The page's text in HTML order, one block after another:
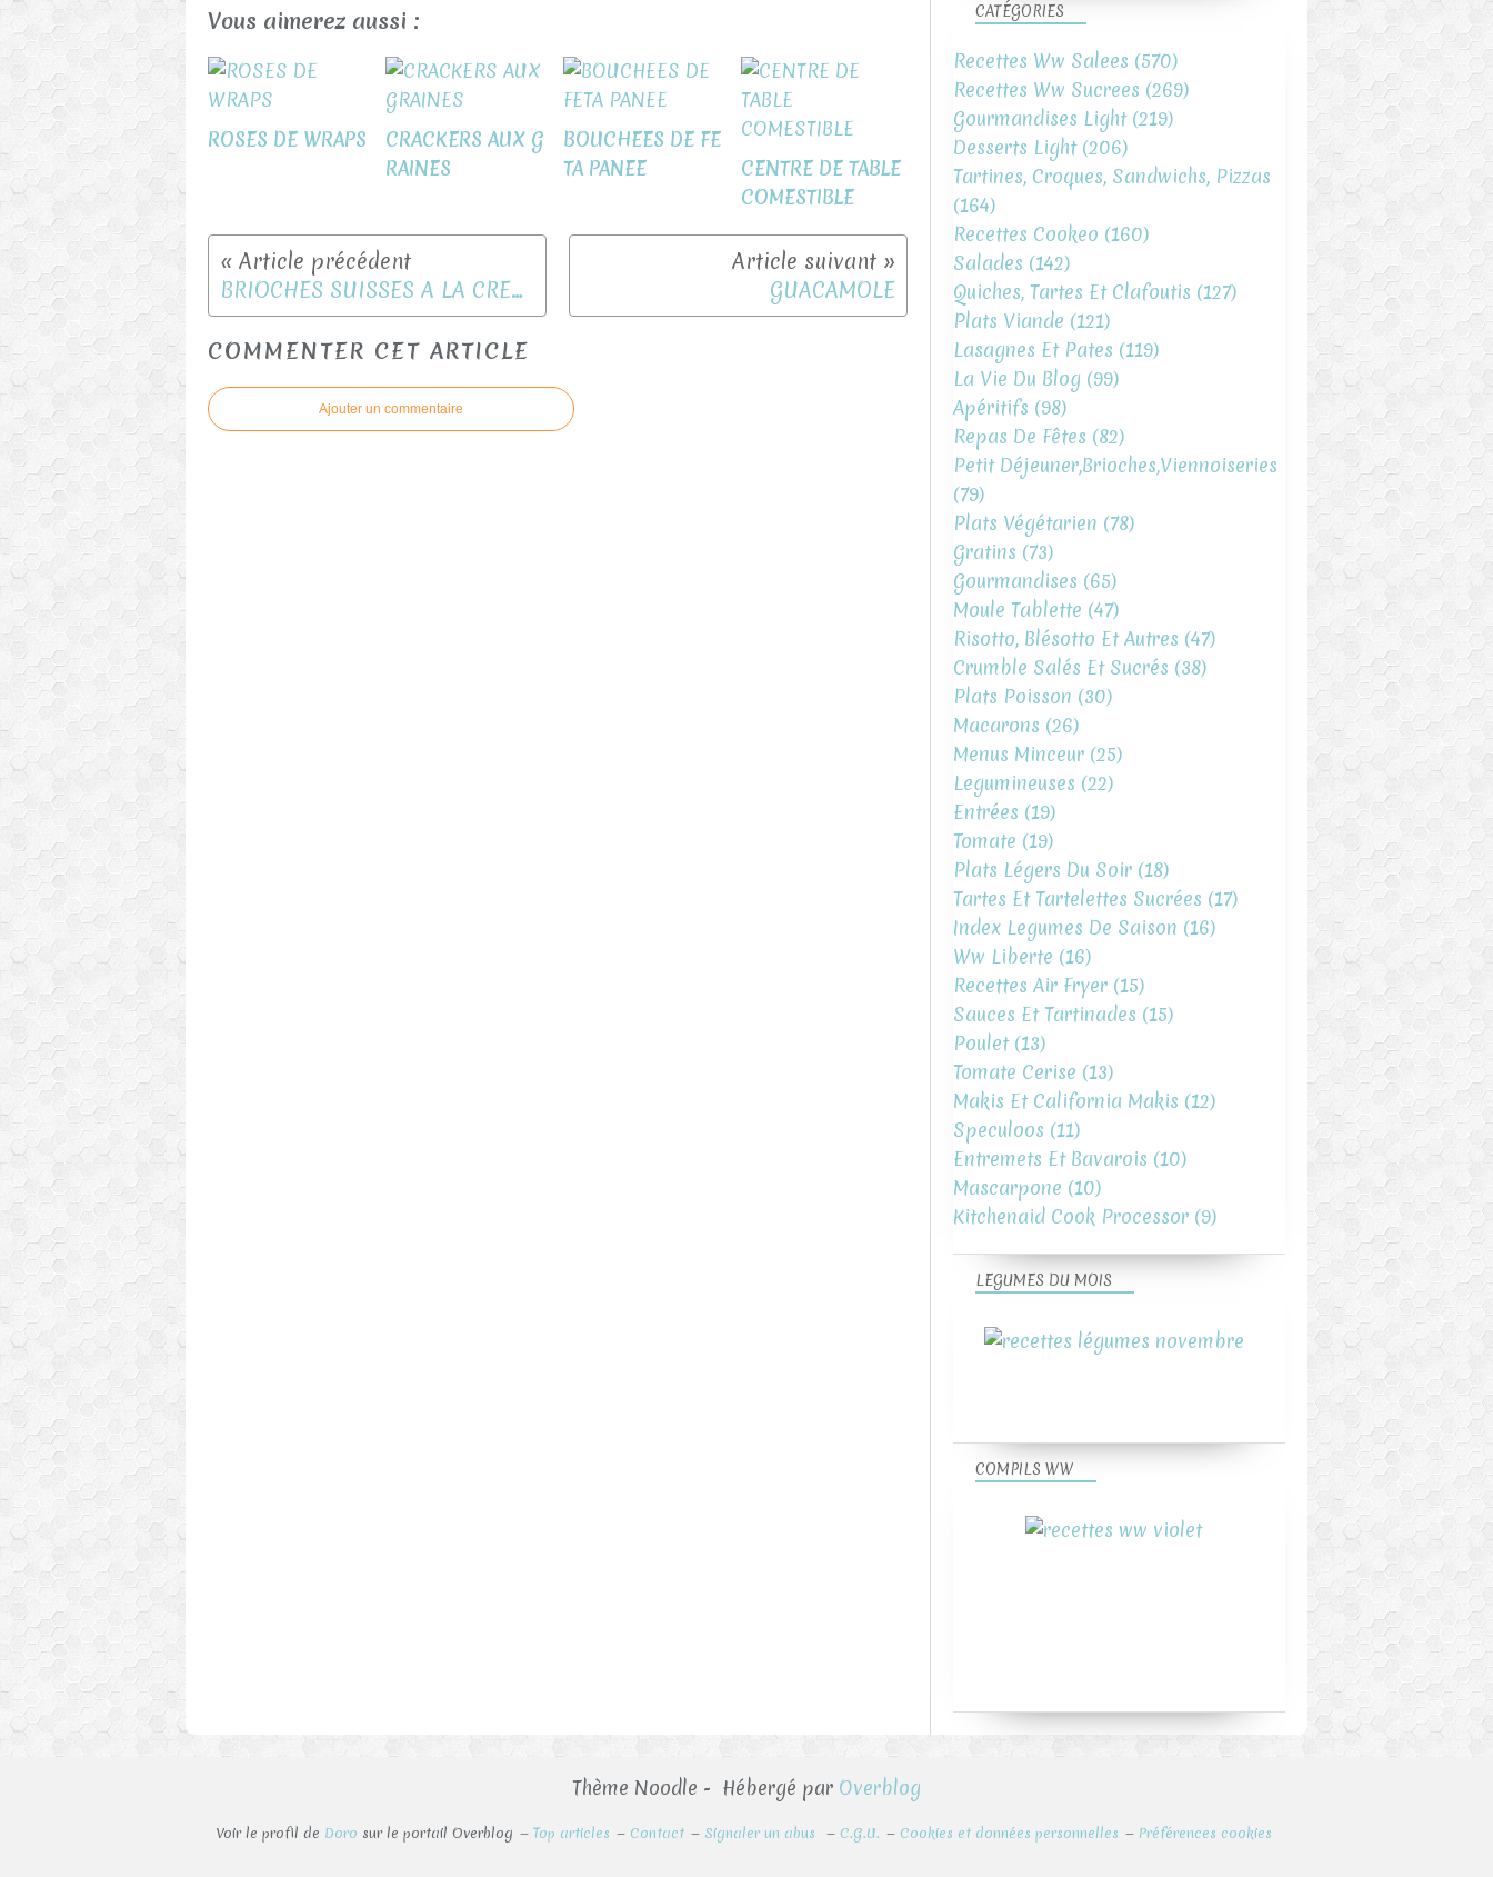
Vous aimerez aussi :
ROSES DE WRAPS
CRACKERS AUX G
RAINES
BOUCHEES DE FE
TA PANEE
CENTRE DE TABLE
COMESTIBLE
BRIOCHES SUISSES A LA CREME PATISSIERE GUACAMOLE
COMMENTER CET ARTICLE
Ajouter un commentaire
CATÉGORIES
Recettes Ww Salees (570)
Recettes Ww Sucrees (269)
Gourmandises Light(219)
Desserts Light(206)
Tartines, Croques, Sandwichs, Pizzas
(164)
Recettes Cookeo (160)
Salades (142)
Quiches, Tartes Et Clafoutis (127)
Plats Viande (121)
Lasagnes Et Pates (119)
La Vie Du Blog (99)
Apéritifs (98)
Repas De Fêtes (82)
Petit Déjeuner,brioches,viennoiseries
(79)
Plats Végétarien (78)
Gratins (73)
Gourmandises (65)
Moule Tablette (47)
Risotto, Blésotto Et Autres (47)
Crumble Salés Et Sucrés (38)
Plats Poisson (30)
Macarons (26)
Menus Minceur (25)
Legumineuses (22)
Entrées (19)
Tomate (19)
Plats Légers Du Soir (18)
Tartes Et Tartelettes Sucrées (17)
Index Legumes De Saison (16)
Ww Liberte (16)
Recettes Air Fryer (15)
Sauces Et Tartinades (15)
Poulet(13)
Tomate Cerise (13)
Makis Et California Makis (12)
Speculoos (11)
Entremets Et Bavarois (10)
Mascarpone (10)
Kitchenaid Cook Processor (9)
LEGUMES DU MOIS
COMPILS WW
Thème Noodle - Hébergé par Overblog
Voir le profil de Doro sur le portail Overblog Top articles Contact Signaler un abus C.G.U. Cookies et données personnelles Préférences cookies